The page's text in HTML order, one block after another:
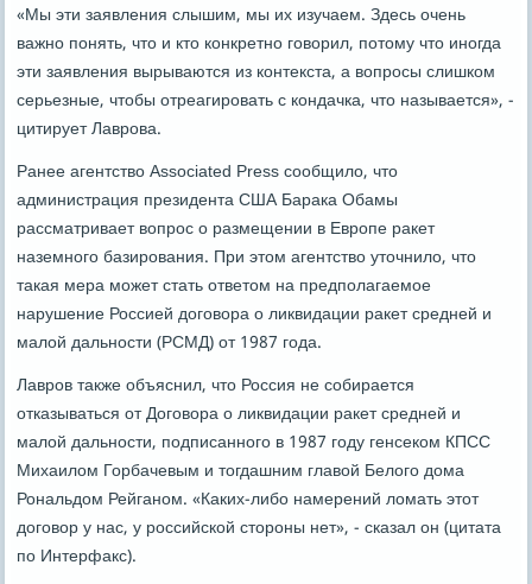
«Мы эти заявления слышим, мы их изучаем. Здесь очень
важно понять, что и кто конкретно говорил, потому что иногда
эти заявления вырываются из контекста, а вопросы слишком
серьезные, чтобы отреагировать с кондачка, что называется», -
цитирует Лаврова.
Ранее агентство Associated Press сообщило, что
администрация президента США Барака Обамы
рассматривает вопрос о размещении в Европе ракет
наземного базирования. При этом агентство уточнило, что
такая мера может стать ответом на предполагаемое
нарушение Россией договора о ликвидации ракет средней и
малой дальности (РСМД) от 1987 года.
Лавров также объяснил, что Россия не собирается
отказываться от Договора о ликвидации ракет средней и
малой дальности, подписанного в 1987 году генсеком КПСС
Михаилом Горбачевым и тогдашним главой Белого дома
Рональдом Рейганом. «Каких-либо намерений ломать этот
договор у нас, у российской стороны нет», - сказал он (цитата
по Интерфакс).